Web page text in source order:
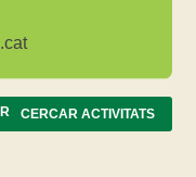
CERCAR ACTIVITATS